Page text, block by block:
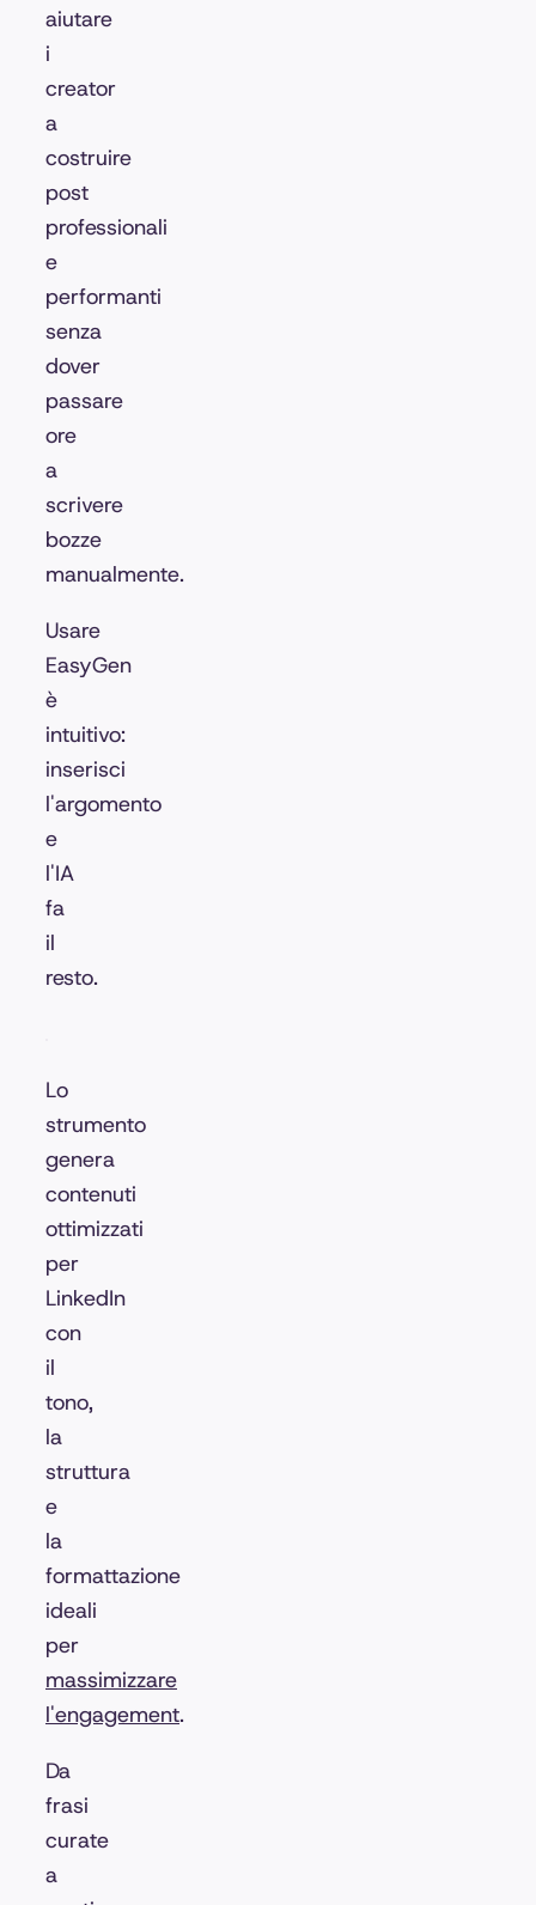
aiutare
i
creator
a
costruire
post
professionali
e
performanti
senza
dover
passare
ore
a
scrivere
bozze
manualmente.
Usare
EasyGen
è
intuitivo:
inserisci
l'argomento
e
l'IA
fa
il
resto.
Lo
strumento
genera
contenuti
ottimizzati
per
LinkedIn
con
il
tono,
la
struttura
e
la
formattazione
ideali
per
massimizzare
l'engagement.
Da
frasi
curate
a